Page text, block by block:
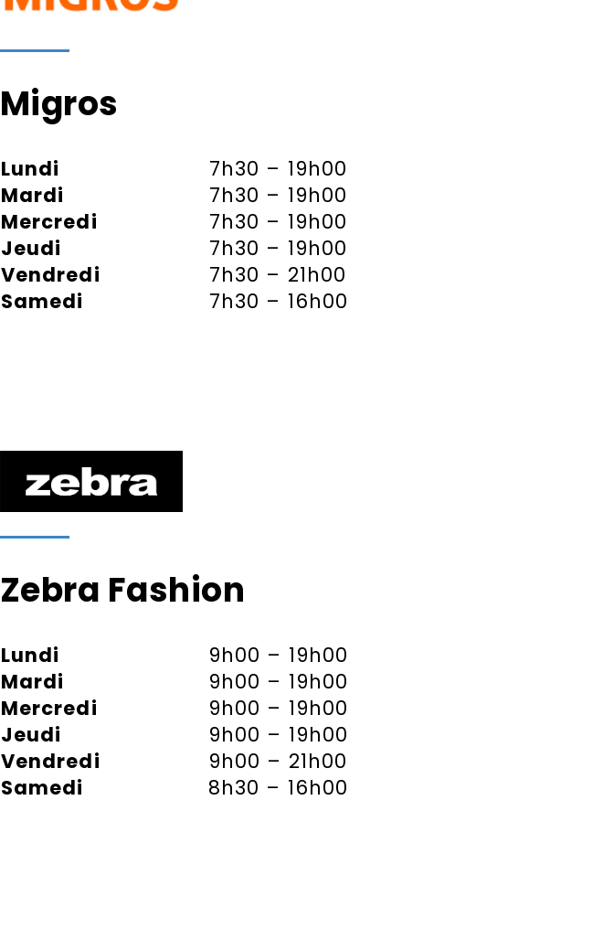
Migros
Lundi
7h30 – 19h00
Mardi
7h30 – 19h00
Mercredi
7h30 – 19h00
Jeudi
7h30 – 19h00
Vendredi
7h30 – 21h00
Samedi
7h30 – 16h00
Zebra Fashion
Lundi
9h00 – 19h00
Mardi
9h00 – 19h00
Mercredi
9h00 – 19h00
Jeudi
9h00 – 19h00
Vendredi
9h00 – 21h00
Samedi
8h30 – 16h00